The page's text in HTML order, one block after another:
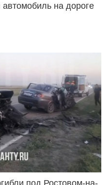
на дороге
под Ростовом-на-